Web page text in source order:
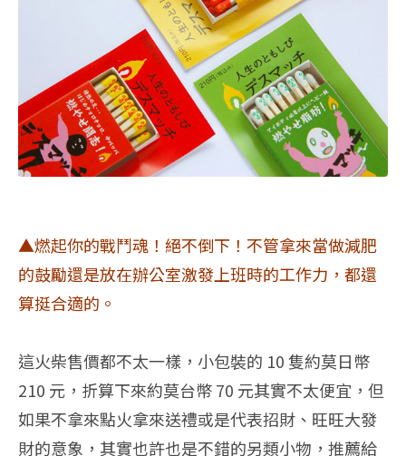
▲燃起你的戰鬥魂！絕不倒下！不管拿來當做減肥
的鼓勵還是放在辦公室激發上班時的工作力，都還
算挺合適的。
這火柴售價都不太一樣，小包裝的 10 隻約莫日幣
210 元，折算下來約莫台幣 70 元其實不太便宜，但
如果不拿來點火拿來送禮或是代表招財、旺旺大發
財的意象，其實也許也是不錯的另類小物，推薦給